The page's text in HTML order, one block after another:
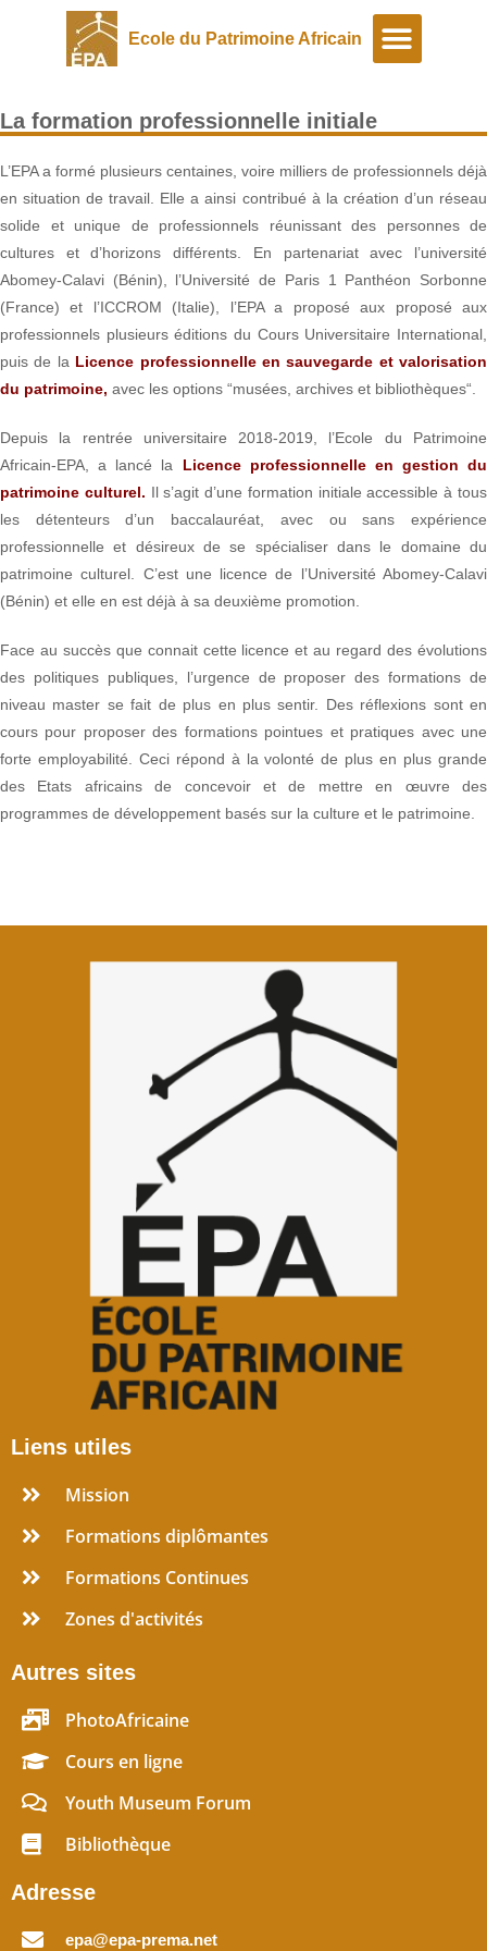
Ecole du Patrimoine Africain
La formation professionnelle initiale
L’EPA a formé plusieurs centaines, voire milliers de professionnels déjà
en situation de travail. Elle a ainsi contribué à la création d’un réseau
solide et unique de professionnels réunissant des personnes de
cultures et d’horizons différents. En partenariat avec l’université
Abomey-Calavi (Bénin), l’Université de Paris 1 Panthéon Sorbonne
(France) et l’ICCROM (Italie), l’EPA a proposé aux proposé aux
professionnels plusieurs éditions du Cours Universitaire International,
puis de la Licence professionnelle en sauvegarde et valorisation
du patrimoine, avec les options “musées, archives et bibliothèques“.
Depuis la rentrée universitaire 2018-2019, l’Ecole du Patrimoine
Africain-EPA, a lancé la Licence professionnelle en gestion du
patrimoine culturel. Il s’agit d’une formation initiale accessible à tous
les détenteurs d’un baccalauréat, avec ou sans expérience
professionnelle et désireux de se spécialiser dans le domaine du
patrimoine culturel. C’est une licence de l’Université Abomey-Calavi
(Bénin) et elle en est déjà à sa deuxième promotion.
Face au succès que connait cette licence et au regard des évolutions
des politiques publiques, l’urgence de proposer des formations de
niveau master se fait de plus en plus sentir. Des réflexions sont en
cours pour proposer des formations pointues et pratiques avec une
forte employabilité. Ceci répond à la volonté de plus en plus grande
des Etats africains de concevoir et de mettre en œuvre des
programmes de développement basés sur la culture et le patrimoine.
Liens utiles
Mission
Formations diplômantes
Formations Continues
Zones d'activités
Autres sites
PhotoAfricaine
Cours en ligne
Youth Museum Forum
Bibliothèque
Adresse
epa@epa-prema.net